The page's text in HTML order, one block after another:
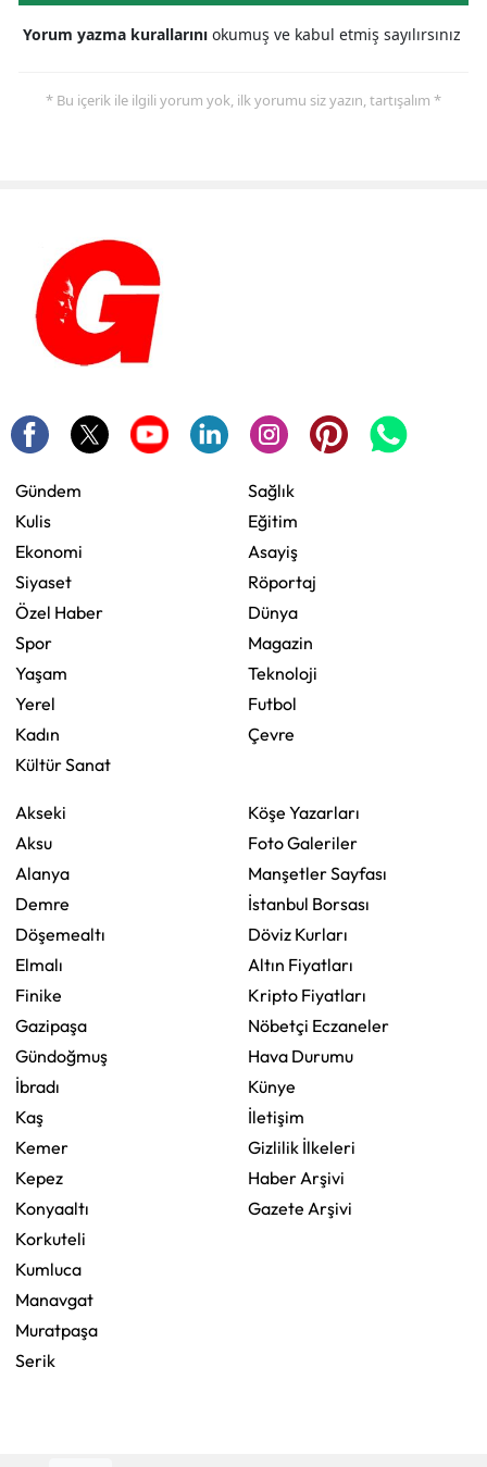
Yorum yazma kurallarını okumuş ve kabul etmiş sayılırsınız
* Bu içerik ile ilgili yorum yok, ilk yorumu siz yazın, tartışalım *
Gündem
Kulis
Ekonomi
Siyaset
Özel Haber
Spor
Yaşam
Yerel
Kadın
Kültür Sanat
Sağlık
Eğitim
Asayiş
Röportaj
Dünya
Magazin
Teknoloji
Futbol
Çevre
Akseki
Aksu
Alanya
Demre
Döşemealtı
Elmalı
Finike
Gazipaşa
Gündoğmuş
İbradı
Kaş
Kemer
Kepez
Konyaaltı
Korkuteli
Kumluca
Manavgat
Muratpaşa
Serik
Köşe Yazarları
Foto Galeriler
Manşetler Sayfası
İstanbul Borsası
Döviz Kurları
Altın Fiyatları
Kripto Fiyatları
Nöbetçi Eczaneler
Hava Durumu
Künye
İletişim
Gizlilik İlkeleri
Haber Arşivi
Gazete Arşivi